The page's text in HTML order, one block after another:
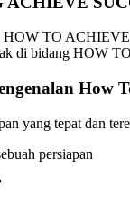
TO
di bidang HOW
How
yang tepat dan
persiapan